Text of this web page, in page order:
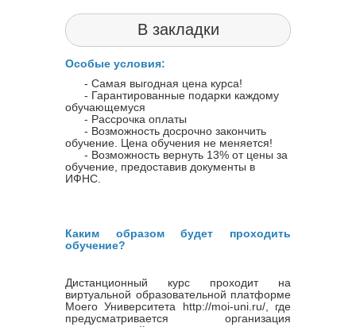
В закладки
Особые условия:
- Самая выгодная цена курса!
- Гарантированные подарки каждому
обучающемуся
- Рассрочка оплаты
- Возможность досрочно закончить
обучение. Цена обучения не меняется!
- Возможность вернуть 13% от цены за
обучение, предоставив документы в
ИФНС.
Каким образом будет проходить
обучение?
Дистанционный курс проходит на
виртуальной образовательной платформе
Моего Университета http://moi-uni.ru/, где
предусматривается организация